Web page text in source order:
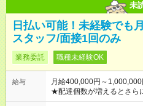
未
日払い可能！未経験でも
スタッフ/面接1回のみ
業務委託 職種未経験OK
給与
月給400,000円～1,000,000
★配達個数が増えるとさら
ど！ ・主要都市エリア 月収55万円／週5日稼働 月収65万~112